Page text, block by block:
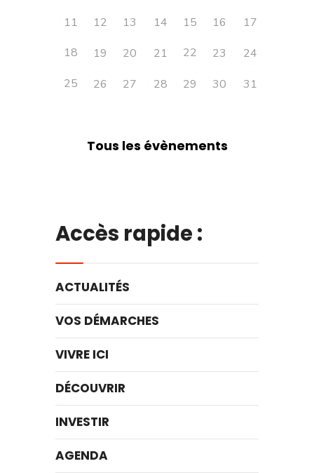
11
12 13 14 15 16
17
18
19 20 21 22 23
24
25
26 27 28 29 30 31
Tous les évènements
Accès rapide :
ACTUALITÉS
VOS DÉMARCHES
VIVRE ICI
DÉCOUVRIR
INVESTIR
AGENDA